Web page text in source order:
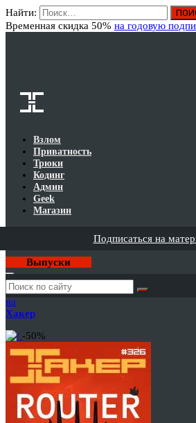
Найти:
Временная скидка 50% на годовую
Взлом
Приватность
Трюки
Кодинг
Админ
Geek
Магазин
Подписаться на
Выпуски
Годовая
подписка
на
Хакер
-50%